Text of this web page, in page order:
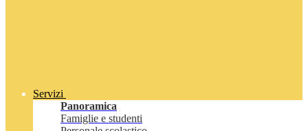
Servizi
Panoramica
Famiglie e studenti